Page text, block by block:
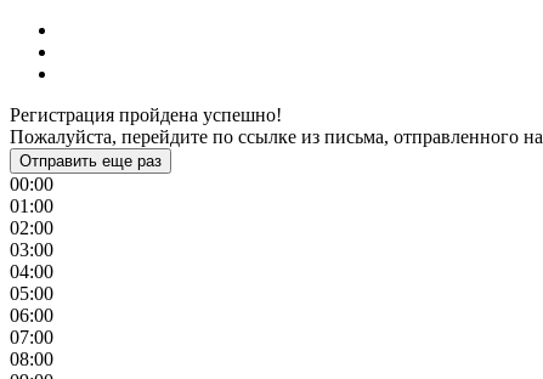
Регистрация пройдена успешно!
Пожалуйста, перейдите по ссылке из письма, отправленного на
Отправить еще раз
00:00
01:00
02:00
03:00
04:00
05:00
06:00
07:00
08:00